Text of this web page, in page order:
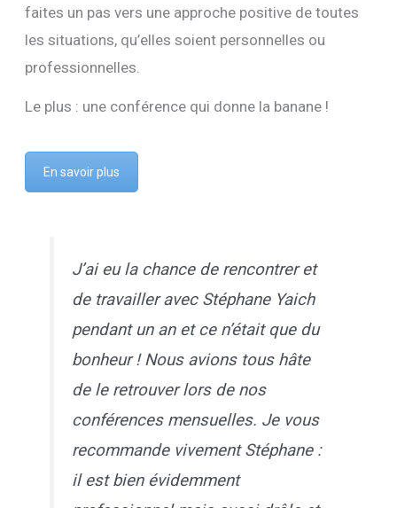
faites un pas vers une approche positive de toutes
les situations, qu’elles soient personnelles ou
professionnelles.
Le plus : une conférence qui donne la banane !
En savoir plus
J’ai eu la chance de rencontrer et
de travailler avec Stéphane Yaich
pendant un an et ce n’était que du
bonheur ! Nous avions tous hâte
de le retrouver lors de nos
conférences mensuelles. Je vous
recommande vivement Stéphane :
il est bien évidemment